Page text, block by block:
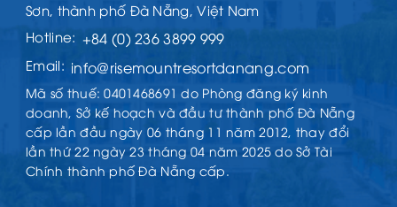
Sơn, thành phố Đà Nẵng, Việt Nam
Hotline: +84 (0) 236 3899 999
Email: info@risemountresortdanang.com
Mã số thuế: 0401468691 do Phòng đăng ký kinh
doanh, Sở kế hoạch và đầu tư thành phố Đà Nẵng
cấp lần đầu ngày 06 tháng 11 năm 2012, thay đổi
lần thứ 22 ngày 23 tháng 04 năm 2025 do Sở Tài
Chính thành phố Đà Nẵng cấp.